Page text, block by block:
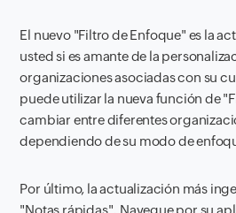
El nuevo "Filtro de Enfoque" es la
usted si es amante de la
organizaciones asociadas con su
puede utilizar la nueva función de
cambiar entre diferentes
dependiendo de su modo de
Por último, la actualización más